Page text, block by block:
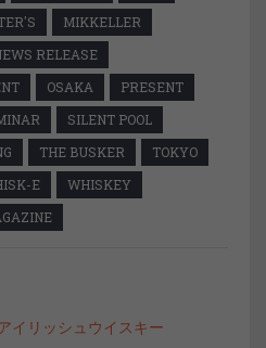
MIKKELLER
RELEASE
OSAKA
PRESENT
SILENT POOL
THE BUSKER
TOKYO
E
WHISKEY
リッシュウイスキー